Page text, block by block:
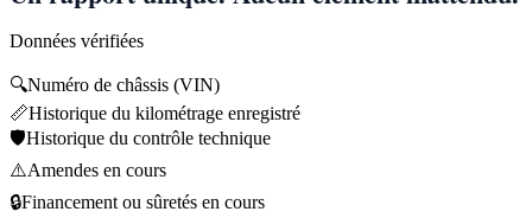
Données vérifiées
🔍Numéro de châssis (VIN)
📏Historique du kilométrage enregistré
🛡️Historique du contrôle technique
⚠️Amendes en cours
🔒Financement ou sûretés en cours